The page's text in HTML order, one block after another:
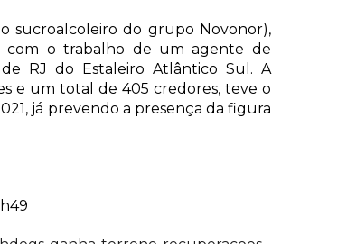
sucroalcoleiro do grupo Novonor),
com o trabalho de um agente de
RJ do Estaleiro Atlântico Sul. A
e um total de 405 credores, teve o
já prevendo a presença da figura